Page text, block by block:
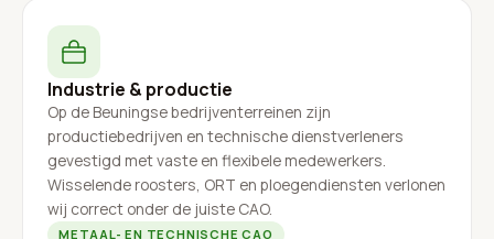
Industrie & productie
Op de Beuningse bedrijventerreinen zijn
productiebedrijven en technische dienstverleners
gevestigd met vaste en flexibele medewerkers.
Wisselende roosters, ORT en ploegendiensten verlonen
wij correct onder de juiste CAO.
METAAL- EN TECHNISCHE CAO